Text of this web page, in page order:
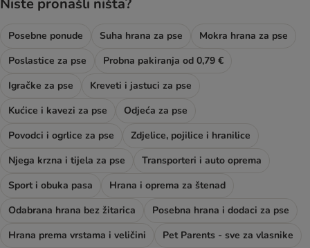
Posebne ponude Suha hrana za pse
Mokra hrana za pse
Poslastice za pse
Probna pakiranja od 0,79 €
Igračke za pse
Kreveti i jastuci za pse
Kućice i kavezi za pse
Odjeća za pse
Povodci i ogrlice za pse
Zdjelice, pojilice i hranilice
Njega krzna i tijela za pse
Transporteri i auto oprema
Sport i obuka pasa
Hrana i oprema za štenad
Odabrana hrana bez žitarica
Posebna hrana i dodaci za pse
Hrana prema vrstama i veličini
Pet Parents - sve za vlasnike